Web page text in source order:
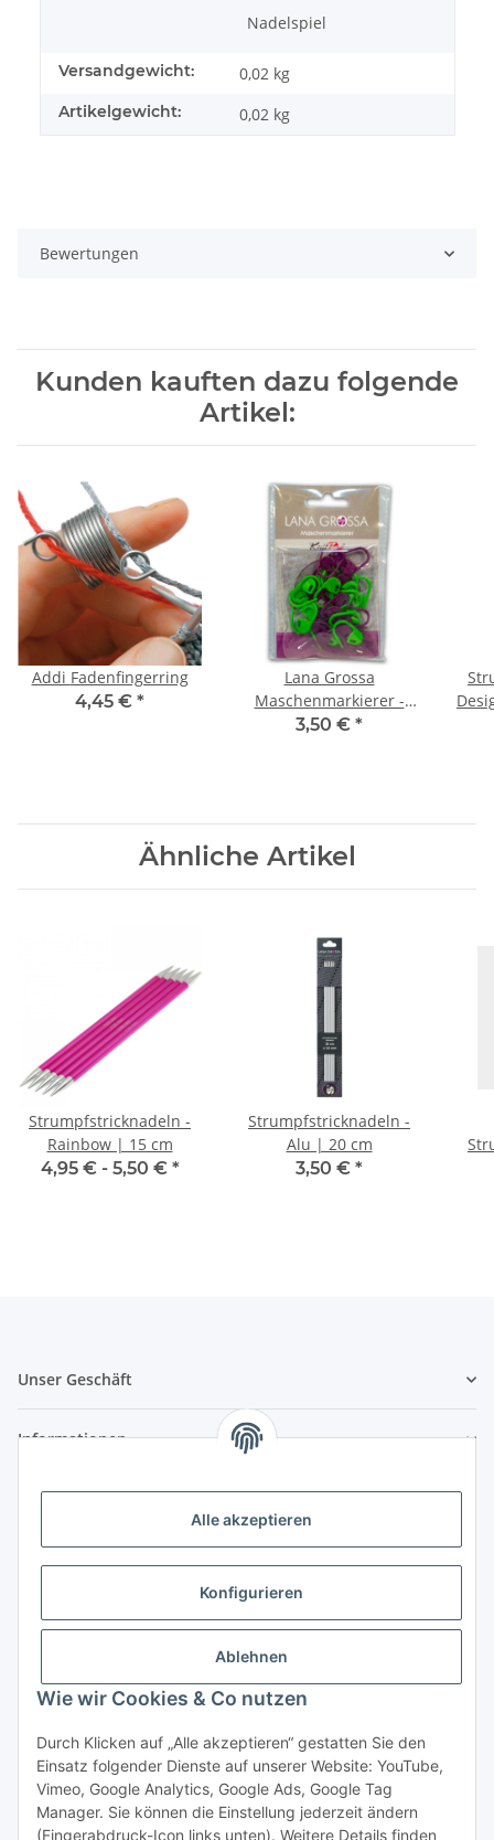
Alle akzeptieren
Konfigurieren
Ablehnen
Wie wir Cookies & Co nutzen
Durch Klicken auf „Alle akzeptieren“ gestatten Sie den
Einsatz folgender Dienste auf unserer Website: YouTube,
Vimeo, Google Analytics, Google Ads, Google Tag
Manager. Sie können die Einstellung jederzeit ändern
(Fingerabdruck-Icon links unten). Weitere Details finden
Nadelspiel
Versandgewicht: 0,02 kg
Artikelgewicht: 0,02 kg
Bewertungen
Kunden kauften dazu folgende
Artikel:
Addi Fadenfingerring
4,45 € *
Lana Grossa
Maschenmarkierer -
verschließbar
3,50 € *
Design
Ähnliche Artikel
Strumpfstricknadeln -
Rainbow | 15 cm
4,95 € - 5,50 € *
Strumpfstricknadeln -
Alu | 20 cm
3,50 € *
Unser Geschäft
Informationen
Zahlungsmöglichkeiten
Vorkasse (per Bank-Überweisung)
PayPal
Kreditkarte
Banklastschrift
Rechnungskauf
Gesetzliche Informationen